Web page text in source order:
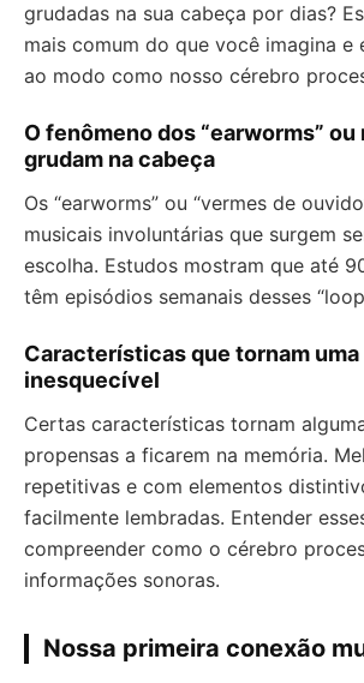
grudadas na sua cabeça por dias?
mais comum do que você imagina e
ao modo como nosso cérebro
O fenômeno dos “earworms”
grudam na cabeça
Os “earworms” ou “vermes de
musicais involuntárias que surgem
escolha. Estudos mostram que até
têm episódios semanais desses
Características que tornam
inesquecível
Certas características tornam
propensas a ficarem na memória.
repetitivas e com elementos
facilmente lembradas. Entender
compreender como o cérebro
informações sonoras.
Nossa primeira conexão